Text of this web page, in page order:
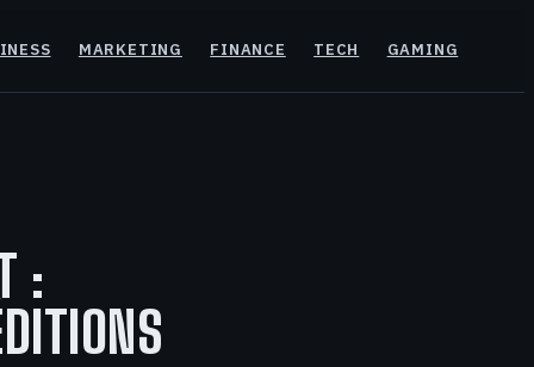
MARKETING FINANCE TECH GAMING
: